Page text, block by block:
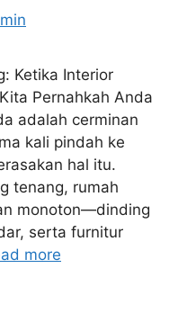
Ketika Interior
Pernahkah Anda
adalah cerminan
kali pindah ke
hal itu.
tenang, rumah
monoton—dinding
serta furnitur
more